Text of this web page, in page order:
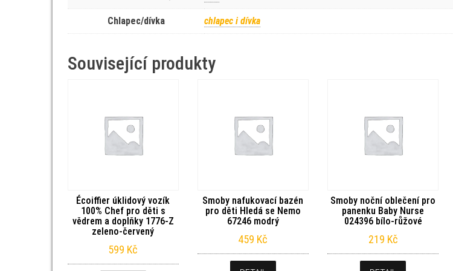
Chlapec/dívka chlapec i dívka
Související produkty
Écoiffier úklidový vozík
100% Chef pro děti s
vědrem a doplňky 1776-Z
zeleno-červený
599 Kč
Smoby nafukovací bazén
pro děti Hledá se Nemo
67246 modrý
459 Kč
Smoby noční oblečení pro
panenku Baby Nurse
024396 bílo-růžové
219 Kč